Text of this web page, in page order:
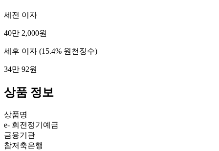
세전 이자
40만 2,000원
세후 이자 (15.4% 원천징수)
34만 92원
상품 정보
상품명
e- 회전정기예금
금융기관
참저축은행